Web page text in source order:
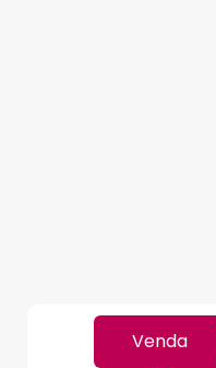
Venda